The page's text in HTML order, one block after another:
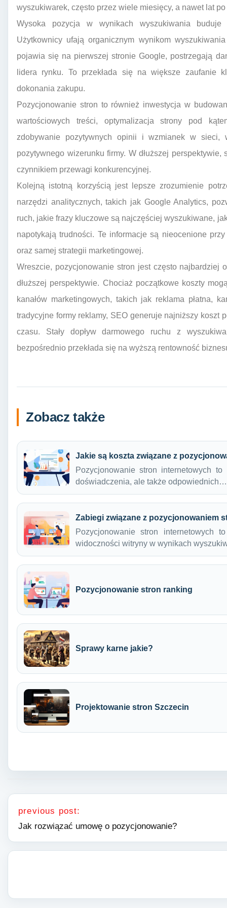
wyszukiwarek, często przez wiele miesięcy, a nawet lat
Wysoka pozycja w wynikach wyszukiwania
Użytkownicy ufają organicznym wynikom
pojawia się na pierwszej stronie Google, postrzegają
lidera rynku. To przekłada się na większe zaufanie
dokonania zakupu.
Pozycjonowanie stron to również inwestycja w
wartościowych treści, optymalizacja strony pod
zdobywanie pozytywnych opinii i wzmianek w sieci,
pozytywnego wizerunku firmy. W dłuższej
czynnikiem przewagi konkurencyjnej.
Kolejną istotną korzyścią jest lepsze zrozumienie
narzędzi analitycznych, takich jak Google Analytics,
ruch, jakie frazy kluczowe są najczęściej wyszukiwane,
napotykają trudności. Te informacje są nieocenione
oraz samej strategii marketingowej.
Wreszcie, pozycjonowanie stron jest często najbardziej
dłuższej perspektywie. Chociaż początkowe koszty
kanałów marketingowych, takich jak reklama płatna,
tradycyjne formy reklamy, SEO generuje najniższy koszt
czasu. Stały dopływ darmowego ruchu z
bezpośrednio przekłada się na wyższą rentowność
Zobacz także
Jakie są koszta związane z
Pozycjonowanie stron internetowych
doświadczenia, ale także odpowiednich…
Zabiegi związane z pozycjonowaniem
Pozycjonowanie stron internetowych
widoczności witryny w wynikach
Pozycjonowanie stron ranking
Sprawy karne jakie?
Projektowanie stron Szczecin
Nawigacja wpisu
previous post:
Jak rozwiązać umowę o pozycjonowanie?